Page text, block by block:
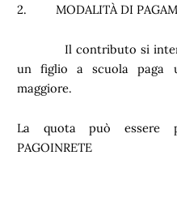
2. MODALITÀ DI
Il contributo si
un figlio a scuola paga
maggiore.
La quota può essere
PAGOINRETE